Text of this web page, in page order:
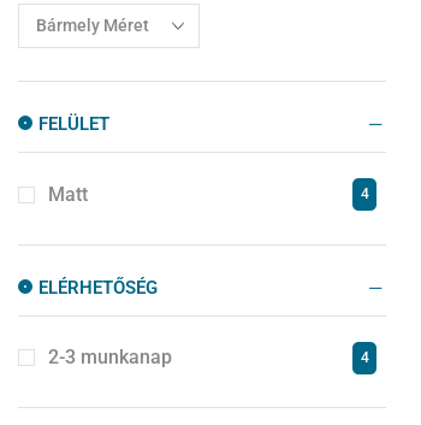
Zuhanykabinok
FELÜLET
Matt 4
ELÉRHETŐSÉG
2-3 munkanap 4